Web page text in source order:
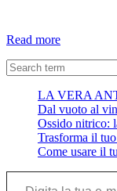
Read moreCitazioni
“La
è
il
mio
inizio”
–
LA VERA
Dal vuoto al
Ossido nitrico:
Trasforma il
Come usare il
Digita la tua e-mail...